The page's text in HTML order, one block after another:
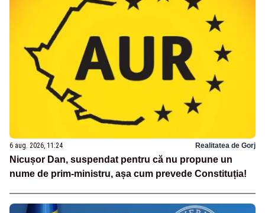
6 aug. 2026, 11:24 Realitatea de Gorj
Nicușor Dan, suspendat pentru că nu propune un
nume de prim-ministru, așa cum prevede Constituția!